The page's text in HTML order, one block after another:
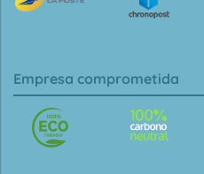
Empresa comprometida